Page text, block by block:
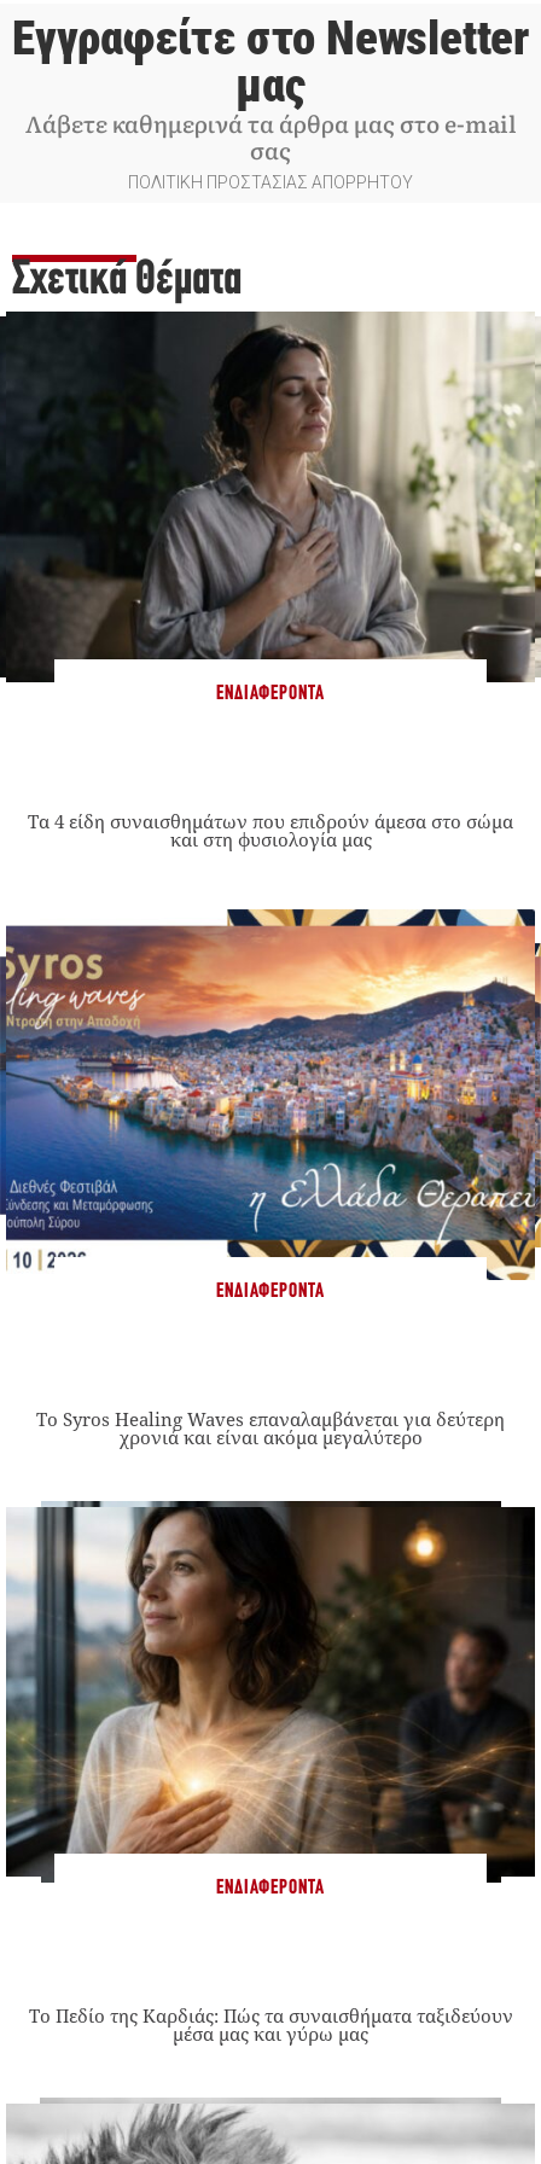
Εγγραφείτε στο Newsletter
μας
Λάβετε καθημερινά τα άρθρα μας στο e-mail
σας
ΠΟΛΙΤΙΚΗ ΠΡΟΣΤΑΣΙΑΣ ΑΠΟΡΡΗΤΟΥ
Σχετικά Θέματα
ΕΝΔΙΑΦΈΡΟΝΤΑ
Τα 4 είδη συναισθημάτων που επιδρούν άμεσα στο σώμα
και στη φυσιολογία μας
ΕΝΔΙΑΦΈΡΟΝΤΑ
Το Syros Healing Waves επαναλαμβάνεται για δεύτερη
χρονιά και είναι ακόμα μεγαλύτερο
ΕΝΔΙΑΦΈΡΟΝΤΑ
Το Πεδίο της Καρδιάς: Πώς τα συναισθήματα ταξιδεύουν
μέσα μας και γύρω μας